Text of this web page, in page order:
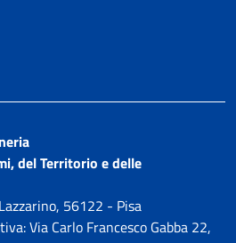
del Territorio e delle
56122 - Pisa
Via Carlo Francesco Gabba 22,